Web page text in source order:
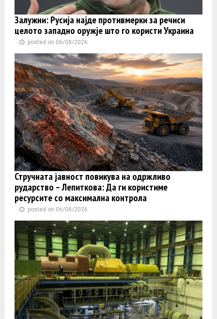
Залужни: Русија најде противмерки за речиси
целото западно оружје што го користи Украина
posted on 06/08/2026
Стручната јавност повикува на одржливо
рударство – Лепиткова: Да ги користиме
ресурсите со максимална контрола
posted on 06/08/2026